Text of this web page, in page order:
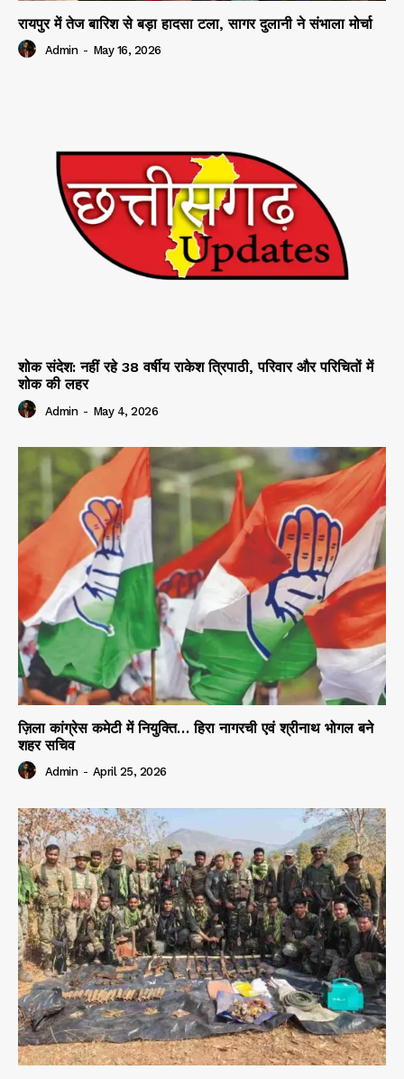
रायपुर में तेज बारिश से बड़ा हादसा टला, सागर दुलानी ने संभाला मोर्चा
Admin - May 16, 2026
शोक संदेश: नहीं रहे 38 वर्षीय राकेश त्रिपाठी, परिवार और परिचितों में
शोक की लहर
Admin - May 4, 2026
ज़िला कांग्रेस कमेटी में नियुक्ति… हिरा नागरची एवं श्रीनाथ भोगल बने
शहर सचिव
Admin - April 25, 2026